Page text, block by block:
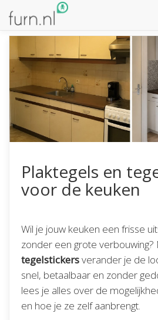
Plaktegels en
voor de keuken
Wil je jouw keuken een frisse
zonder een grote verbouwing?
tegelstickersverander je de
snel, betaalbaar en zonder
lees je alles over de
en hoe je ze zelf aanbrengt.